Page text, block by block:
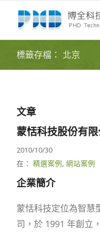
標籤存檔： 北京
文章
蒙恬科技股份有
2010/10/30
在： 精選案例, 網站案例
企業簡介
蒙恬科技定位為智慧
司，於 1991 年創立